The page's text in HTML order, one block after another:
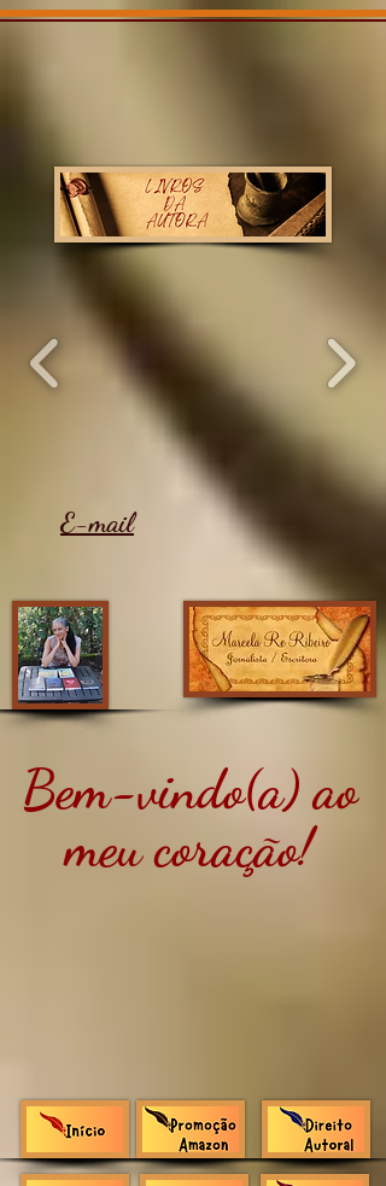
E-mail
Bem-vindo(a) ao
meu coração!